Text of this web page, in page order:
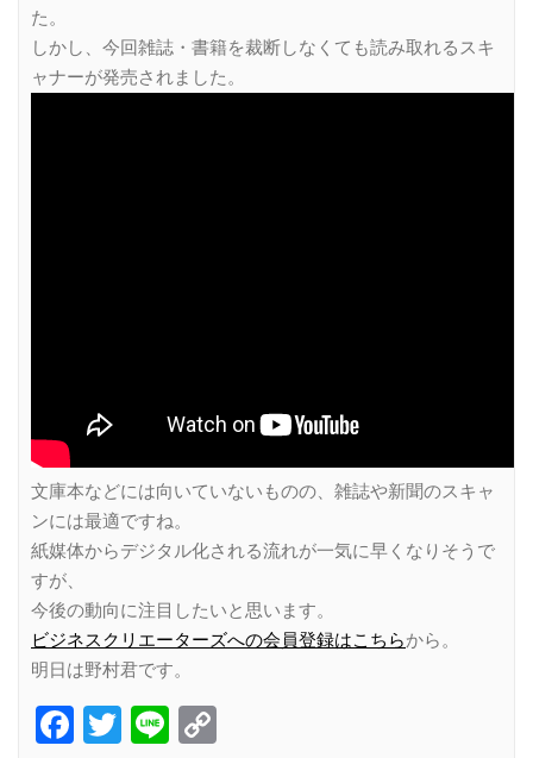
た。
しかし、今回雑誌・書籍を裁断しなくても読み取れるスキ
ャナーが発売されました。
文庫本などには向いていないものの、雑誌や新聞のスキャ
ンには最適ですね。
紙媒体からデジタル化される流れが一気に早くなりそうで
すが、
今後の動向に注目したいと思います。
ビジネスクリエーターズへの会員登録はこちらから。
明日は野村君です。
Facebook
Twitter
Line